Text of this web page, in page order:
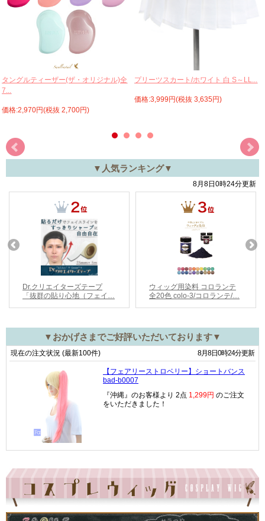
タングルティーザー(ザ・オリジナル)全
7...
価格:2,970円(税抜 2,700円)
プリーツスカート/ホワイト 白 S～LL...
価格:3,999円(税抜 3,635円)
▼人気ランキング▼
▼おかげさまでご好評いただいております▼